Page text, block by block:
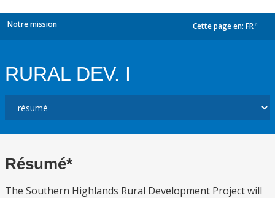
Notre mission Cette page en: FR
RURAL DEV. I
Résumé*
The Southern Highlands Rural Development Project will